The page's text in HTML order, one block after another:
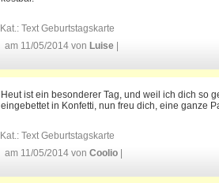
Kat.: Text Geburtstagskarte
am 11/05/2014 von Luise
Heut ist ein besonderer Tag, und weil ich dich so
eingebettet in Konfetti, nun freu dich, eine ganze
Kat.: Text Geburtstagskarte
am 11/05/2014 von Coolio